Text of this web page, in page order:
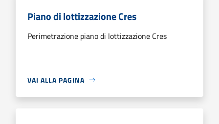
Piano di lottizzazione Cres
Perimetrazione piano di lottizzazione Cres
VAI ALLA PAGINA